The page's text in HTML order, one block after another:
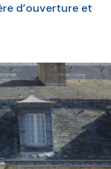
d’ouverture et